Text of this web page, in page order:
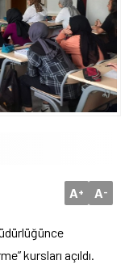
A+ A-
kursları açıldı.